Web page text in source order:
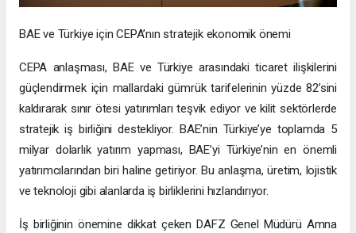
BAE ve Türkiye için CEPA’nın stratejik ekonomik önemi
CEPA anlaşması, BAE ve Türkiye arasındaki ticaret ilişkilerini
güçlendirmek için mallardaki gümrük tarifelerinin yüzde 82’sini
kaldırarak sınır ötesi yatırımları teşvik ediyor ve kilit sektörlerde
stratejik iş birliğini destekliyor. BAE’nin Türkiye’ye toplamda 5
milyar dolarlık yatırım yapması, BAE’yi Türkiye’nin en önemli
yatırımcılarından biri haline getiriyor. Bu anlaşma, üretim, lojistik
ve teknoloji gibi alanlarda iş birliklerini hızlandırıyor.
İş birliğinin önemine dikkat çeken DAFZ Genel Müdürü Amna